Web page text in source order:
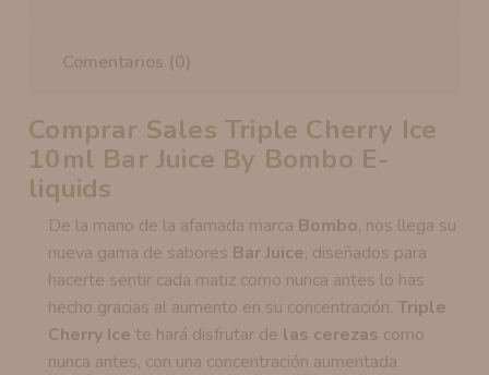
Comentarios (0)
Comprar Sales Triple Cherry Ice
10ml Bar Juice By Bombo E-
liquids
De la mano de la afamada marca Bombo, nos llega su
nueva gama de sabores Bar Juice, diseñados para
hacerte sentir cada matiz como nunca antes lo has
hecho gracias al aumento en su concentración.Triple
Cherry Ice te hará disfrutar de las cerezas como
nunca antes, con una concentración aumentada